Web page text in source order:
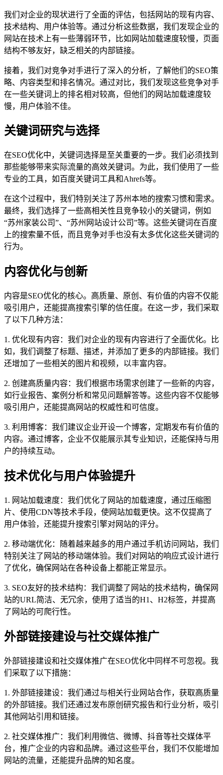
我们对企业的现状进行了全面的评估，包括网站的现有内容、
技术结构、用户体验等。通过分析这些数据，我们发现企业的
网站在技术上有一些薄弱环节，比如网站加载速度较慢，页面
结构不够友好，缺乏相关的内部链接。
接着，我们对竞争对手进行了深入的分析，了解他们的SEO策
略、内容类型和排名情况。通过对比，我们发现这些竞争对手
在一些关键词上的排名相对较高，但他们的网站加载速度较
慢，用户体验不佳。
关键词研究与选择
在SEO优化中，关键词选择是至关重要的一步。我们必须找到
那些能够带来实际流量的高效关键词。为此，我们使用了一些
专业的工具，如百度关键词工具和Ahrefs等。
在这个过程中，我们特别关注了苏州本地的搜索习惯和需求。
最终，我们选择了一些高相关性且竞争较小的关键词，例如
“苏州家装公司”、“苏州网站设计公司”等。这些关键词在百度
上的搜索量不低，而且竞争对手也没有太多优化这些关键词的
行为。
内容优化与创新
内容是SEO优化的核心。高质量、原创、有价值的内容不仅能
吸引用户，还能提高搜索引擎的信任度。在这一步，我们采取
了以下几种方法：
1. 优化现有内容：我们对企业的现有内容进行了全面优化。比
如，我们调整了标题、描述，并添加了更多的内部链接。我们
还增加了一些相关的图片和视频，以丰富内容。
2. 创建高质量内容：我们根据市场需求创建了一些新的内容，
如行业报告、案例分析和常见问题解答等。这些内容不仅能够
吸引用户，还能提高网站的权威性和可信度。
3. 利用博客：我们建议企业开设一个博客，定期发布有价值的
内容。通过博客，企业不仅能展示其专业知识，还能保持与用
户的持续互动。
技术优化与用户体验提升
1. 网站加载速度：我们优化了网站的加载速度，通过压缩图
片、使用CDN等技术手段，使网站加载更快。这不仅提高了
用户体验，还能提升搜索引擎对网站的评分。
2. 移动端优化：随着越来越多的用户通过手机访问网站，我们
特别关注了网站的移动端体验。我们对网站的响应式设计进行
了优化，确保网站在各种设备上都能正常显示。
3. SEO友好的技术结构：我们调整了网站的技术结构，确保网
站的URL简洁、无冗余，使用了适当的H1、H2标签，并提高
了网站的可爬行性。
外部链接建设与社交媒体推广
外部链接建设和社交媒体推广在SEO优化中同样不可忽视。我
们采取了以下措施：
1. 外部链接建设：我们通过与相关行业网站合作，获取高质量
的外部链接。我们还通过发布原创研究报告和行业分析，吸引
其他网站引用和链接。
2. 社交媒体推广：我们利用微信、微博、抖音等社交媒体平
台，推广企业的内容和品牌。通过这些平台，我们不仅能增加
网站的流量，还能提升品牌的知名度。